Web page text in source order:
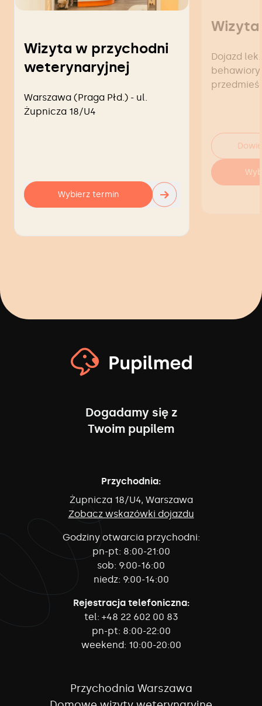
Wizyta w przychodni
weterynaryjnej
Warszawa (Praga Płd.) - ul.
Żupnicza 18/U4
Wybierz termin →
Wizyta
Dojazd
Dogadamy się z
Twoim pupilem
Przychodnia:
Żupnicza 18/U4, Warszawa
Zobacz wskazówki dojazdu
Godziny otwarcia przychodni:
pn-pt: 8:00-21:00
sob: 9:00-16:00
niedz: 9:00-14:00
Rejestracja telefoniczna:
tel: +48 22 602 00 83
pn-pt: 8:00-22:00
weekend: 10:00-20:00
Przychodnia Warszawa